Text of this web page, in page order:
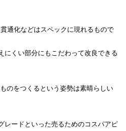
通化などはスペックに現れるもので
にくい部分にもこだわって改良できる
のをつくるという姿勢は素晴らしい
レードといった売るためのコスパアピ